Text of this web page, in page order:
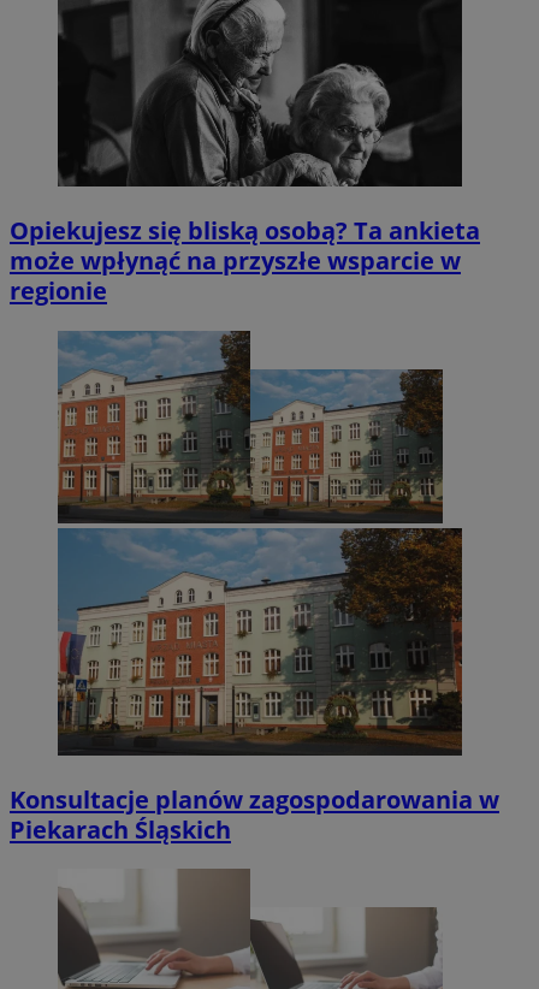
Opiekujesz się bliską osobą? Ta ankieta
może wpłynąć na przyszłe wsparcie w
regionie
Konsultacje planów zagospodarowania w
Piekarach Śląskich